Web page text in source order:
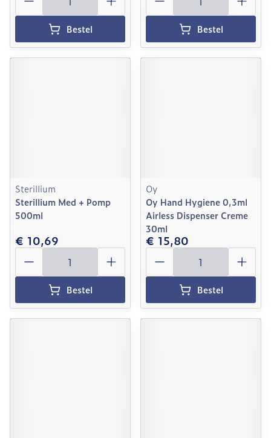
Bestel Bestel
Sterillium
Sterillium Med + Pomp
500ml
€ 10,69
Aantal
Bestel
Oy
Oy Hand Hygiene 0,3ml
Airless Dispenser Creme
30ml
€ 15,80
Aantal
Bestel